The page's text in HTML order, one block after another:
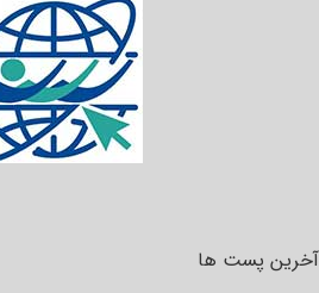
آخرین پست ها